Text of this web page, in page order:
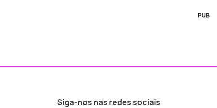
PUB
Siga-nos nas redes sociais